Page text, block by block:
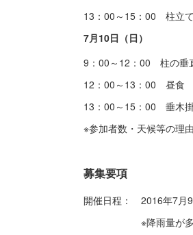
13：00～15：00 柱立
7月10日（日）
9：00～12：00 柱の垂
12：00～13：00 昼食
13：00～15：00 垂木
※参加者数・天候等の理
募集要項
開催日程： 2016年7月
※降雨量が多い場合